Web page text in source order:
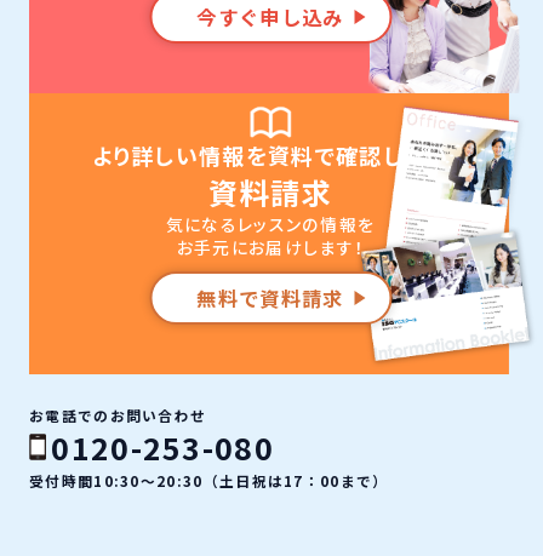
今すぐ申し込み
より詳しい情報を資料で確認したい
資料請求
気になるレッスンの情報を
お手元にお届けします！
無料で資料請求
お電話でのお問い合わせ
0120-253-080
受付時間10:30〜20:30（土日祝は17：00まで）